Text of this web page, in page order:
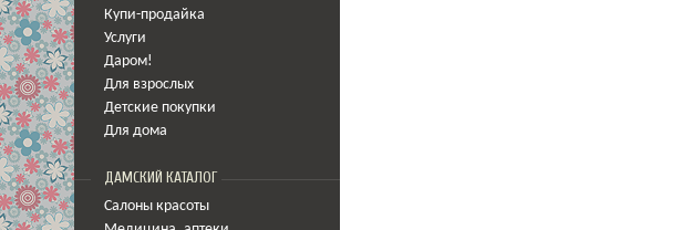
Купи-продайка
Услуги
Даром!
Для взрослых
Детские покупки
Для дома
ДАМСКИЙ КАТАЛОГ
Салоны красоты